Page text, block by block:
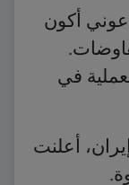
أكون
في
أعلنت